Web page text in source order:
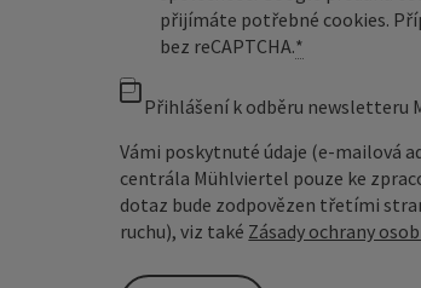
přijímáte potřebné cookies.
bez reCAPTCHA.*
Přihlášení k odběru newsletteru
Vámi poskytnuté údaje (e-mailová
centrála Mühlviertel pouze ke
dotaz bude zodpovězen třetími
ruchu), viz také Zásady ochrany